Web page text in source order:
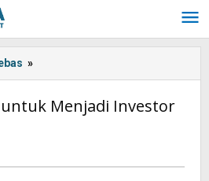
»
-:IN-
>Tak
untuk Menjadi Investor